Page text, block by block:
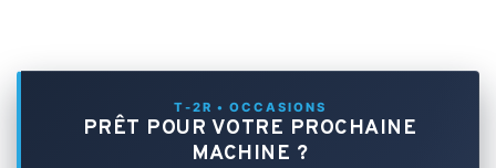
T-2R • OCCASIONS
PRÊT POUR VOTRE PROCHAINE
MACHINE ?